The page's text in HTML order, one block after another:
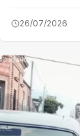
26/07/2026